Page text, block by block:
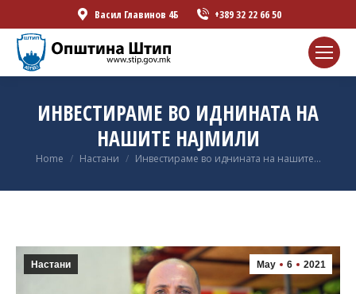
Васил Главинов 4Б +389 32 22 66 50
ИНВЕСТИРАМЕ ВО ИДНИНАТА НА
НАШИТЕ НАЈМИЛИ
You are here:
Home Настани Инвестираме во иднината на нашите…
May 6 2021
Настани